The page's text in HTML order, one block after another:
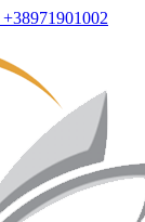
+38971901002